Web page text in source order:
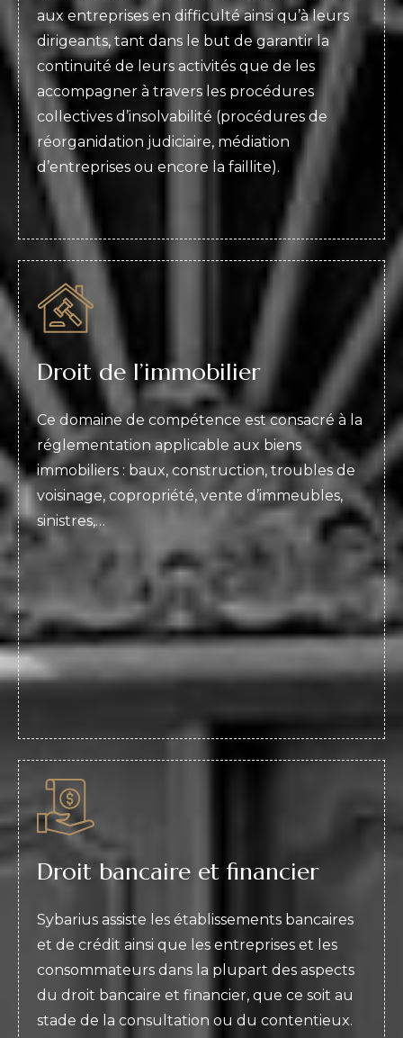
aux entreprises en difficulté ainsi qu’à leurs
dirigeants, tant dans le but de garantir la
continuité de leurs activités que de les
accompagner à travers les procédures
collectives d’insolvabilité (procédures de
réorganidation judiciaire, médiation
d’entreprises ou encore la faillite).
Droit de l’immobilier
Ce domaine de compétence est consacré à la
réglementation applicable aux biens
immobiliers : baux, construction, troubles de
voisinage, copropriété, vente d’immeubles,
sinistres,…
Droit bancaire et financier
Sybarius assiste les établissements bancaires
et de crédit ainsi que les entreprises et les
consommateurs dans la plupart des aspects
du droit bancaire et financier, que ce soit au
stade de la consultation ou du contentieux.